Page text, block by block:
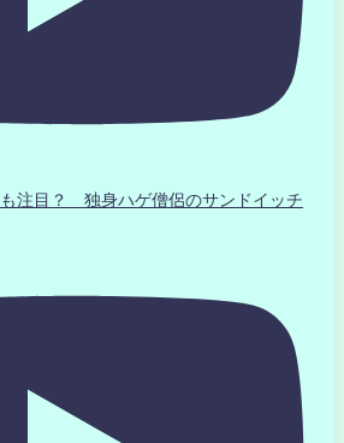
注目？ 独身ハゲ僧侶のサンドイッチ